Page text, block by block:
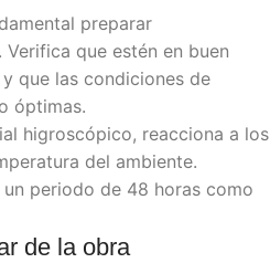
preparar
que estén en buen
que las condiciones de
óptimas.
higroscópico, reacciona a los
del ambiente.
periodo de 48 horas como
de la obra